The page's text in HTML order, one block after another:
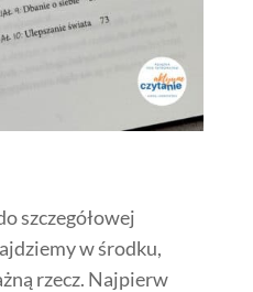
szczegółowej
w środku,
rzecz. Najpierw